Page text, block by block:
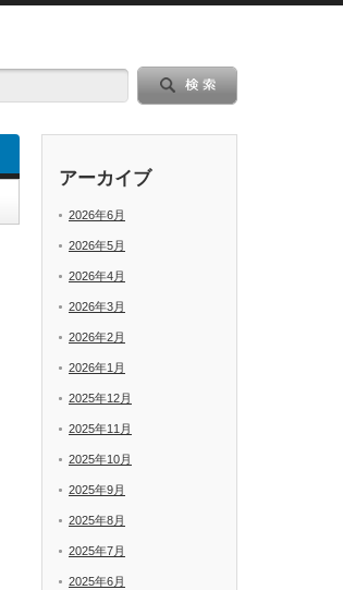
アーカイブ
2026年6月
2026年5月
2026年4月
2026年3月
2026年2月
2026年1月
2025年12月
2025年11月
2025年10月
2025年9月
2025年8月
2025年7月
2025年6月